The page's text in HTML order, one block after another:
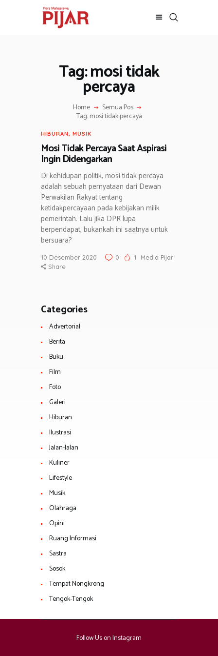
Tag: mosi tidak
percaya
Home Semua Pos
Tag: mosi tidak percaya
BERITA
ADVERTORIAL
GALERI
JALAN-JALAN
GAYA HIDUP
OLAHRAGA
OPINI
HIBURAN, MUSIK
Mosi Tidak Percaya Saat Aspirasi
Ingin Didengarkan
Di kehidupan politik, mosi tidak percaya
adalah sebuah pernyataan dari Dewan
Perwakilan Rakyat tentang
ketidakpercayaan pada kebijakan milik
pemerintah. Lalu jika DPR lupa
berpendapat, bukankah ini saatnya untuk
bersuara?
10 Desember 2020 0 1
Media Pijar
Share
Categories
Advertorial
Berita
Buku
Film
Foto
Galeri
Hiburan
Ilustrasi
Jalan-Jalan
Kuliner
Lifestyle
Musik
Olahraga
Opini
Ruang Informasi
Sastra
Sosok
Tempat Nongkrong
Tengok-Tengok
Follow Us on Instagram